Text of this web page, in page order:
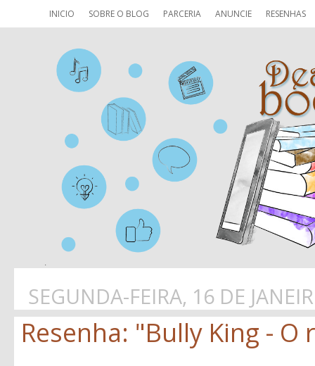
INICIO SOBRE O BLOG PARCERIA ANUNCIE RESENHAS
SEGUNDA-FEIRA, 16 DE
Resenha: "Bully King - O